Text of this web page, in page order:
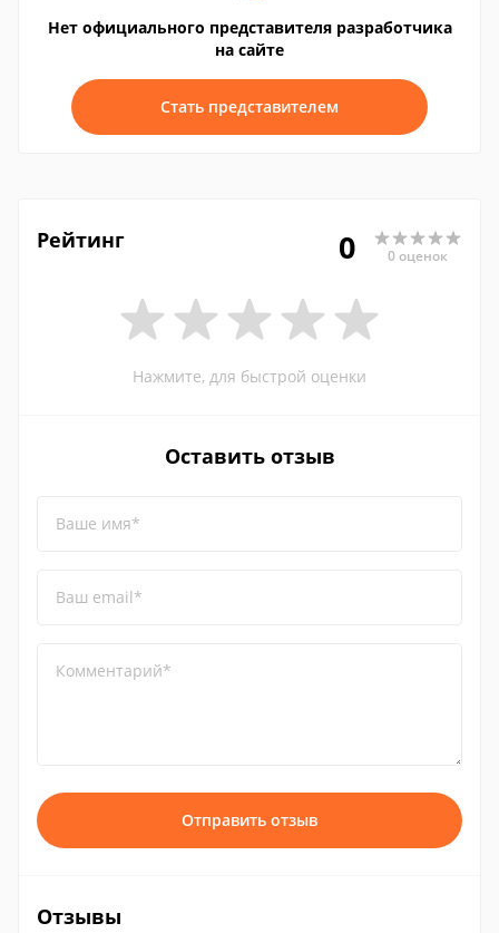
Нет официального представителя разработчика
на сайте
Стать представителем
Рейтинг 0 0 оценок
Нажмите, для быстрой оценки
Оставить отзыв
Ваше имя*
Ваш email*
Комментарий*
Отправить отзыв
Отзывы